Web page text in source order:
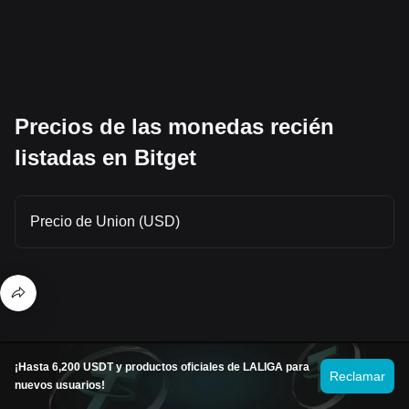
Precios de las monedas recién
listadas en Bitget
Precio de Union (USD)
¡Hasta 6,200 USDT y productos oficiales de LALIGA para
nuevos usuarios!
Reclamar
© 2026 Bitget